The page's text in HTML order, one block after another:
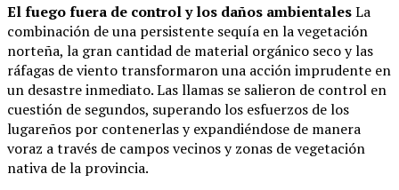
El fuego fuera de control y los daños ambientalesLa
combinación de una persistente sequía en la vegetación
norteña, la gran cantidad de material orgánico seco y las
ráfagas de viento transformaron una acción imprudente en
un desastre inmediato. Las llamas se salieron de control en
cuestión de segundos, superando los esfuerzos de los
lugareños por contenerlas y expandiéndose de manera
voraz a través de campos vecinos y zonas de vegetación
nativa de la provincia.